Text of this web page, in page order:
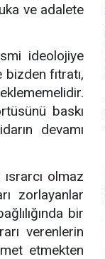
ve adalete
ideolojiye
fıtratı,
baskı
devamı
olmaz
zorlayanlar
bir
verenlerin
etmekten